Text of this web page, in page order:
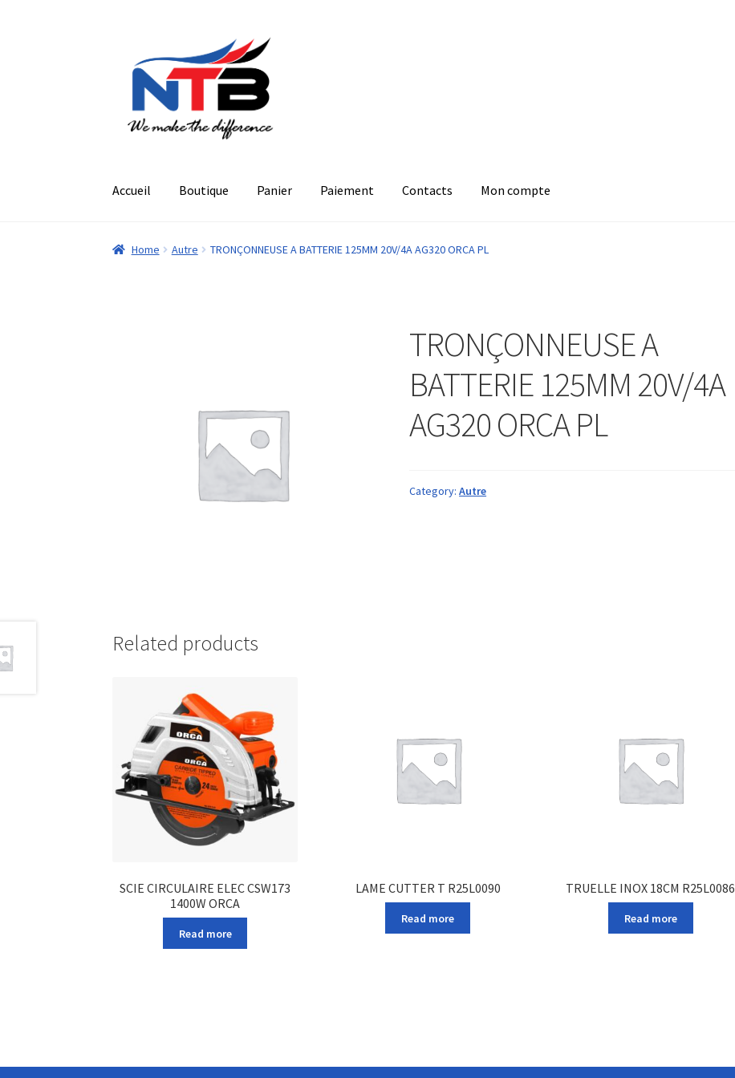
navigation
contenu
Accueil Boutique Panier Paiement Contacts Mon compte
Home Autre TRONÇONNEUSE A BATTERIE 125MM 20V/4A AG320 ORCA PL
TRONÇONNEUSE A
BATTERIE 125MM 20V/4A
AG320 ORCA PL
Category:Autre
Related products
SCIE CIRCULAIRE ELEC CSW173
1400W ORCA
Read more
LAME CUTTER T R25L0090
Read more
TRUELLE INOX 18CM R25L0086
Read more